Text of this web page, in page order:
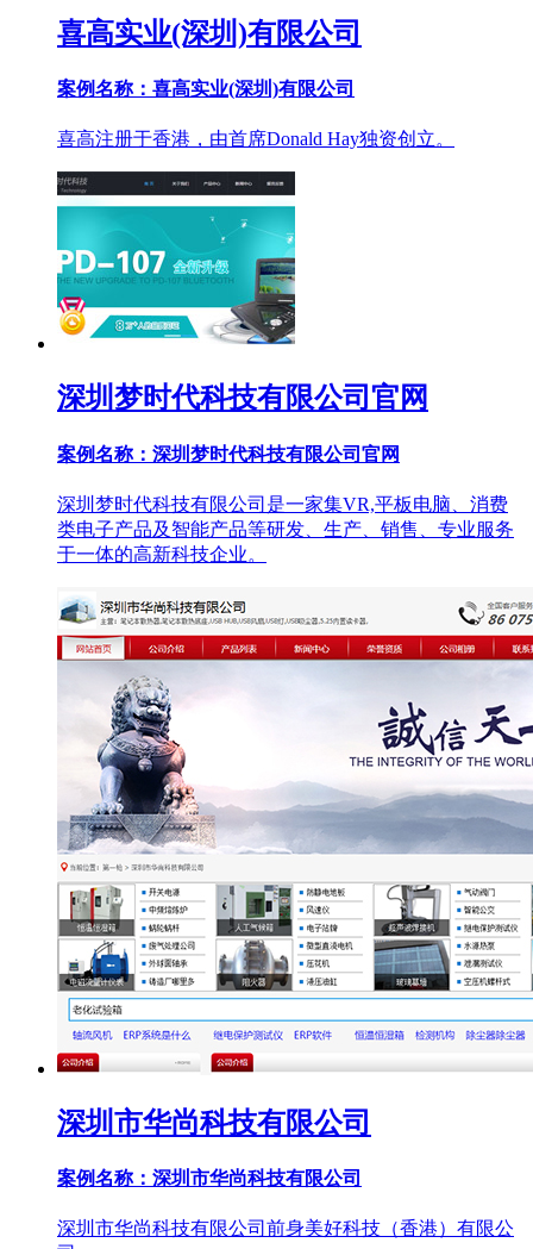
喜高实业(深圳)有限公司
案例名称：喜高实业(深圳)有限公司
喜高注册于香港，由首席Donald Hay独资创立。
深圳梦时代科技有限公司官网
案例名称：深圳梦时代科技有限公司官网
深圳梦时代科技有限公司是一家集VR,平板电脑、消费
类电子产品及智能产品等研发、生产、销售、专业服务
于一体的高新科技企业。
深圳市华尚科技有限公司
案例名称：深圳市华尚科技有限公司
深圳市华尚科技有限公司前身美好科技（香港）有限公